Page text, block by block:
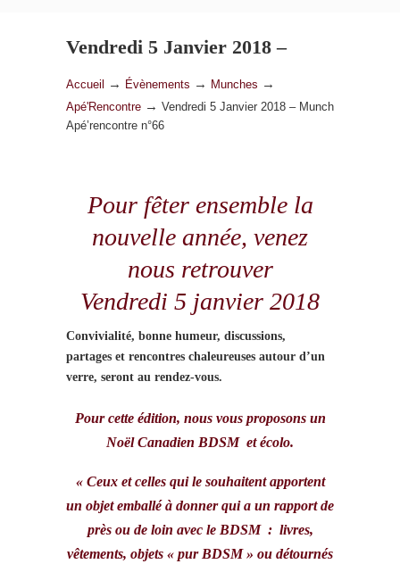
Vendredi 5 Janvier 2018 –
Munch Apé’rencontre n°66
Accueil → Évènements → Munches →
Apé'Rencontre → Vendredi 5 Janvier 2018 – Munch
Apé’rencontre n°66
Pour fêter ensemble la
nouvelle année, venez
nous retrouver
Vendredi 5 janvier 2018
Convivialité, bonne humeur, discussions,
partages et rencontres chaleureuses autour d’un
verre, seront au rendez-vous.
Pour cette édition, nous vous proposons un
Noël Canadien BDSM et écolo.
« Ceux et celles qui le souhaitent apportent
un objet emballé à donner qui a un rapport de
près ou de loin avec le BDSM : livres,
vêtements, objets « pur BDSM » ou détournés